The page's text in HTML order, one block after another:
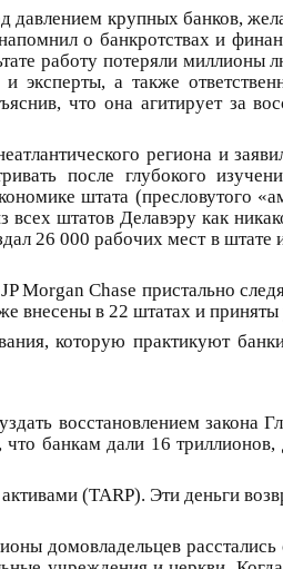
давлением крупных банков,
о банкротствах и
работу потеряли миллионы
эксперты, а также
что она агитирует за
региона и
после глубокого
штата (пресловутого
всех штатов Делавэру как
26 000 рабочих мест в штате
Morgan Chase пристально
внесены в 22 штатах и
которую практикуют
восстановлением закона
банкам дали 16 триллионов,
(TARP). Эти деньги
домовладельцев